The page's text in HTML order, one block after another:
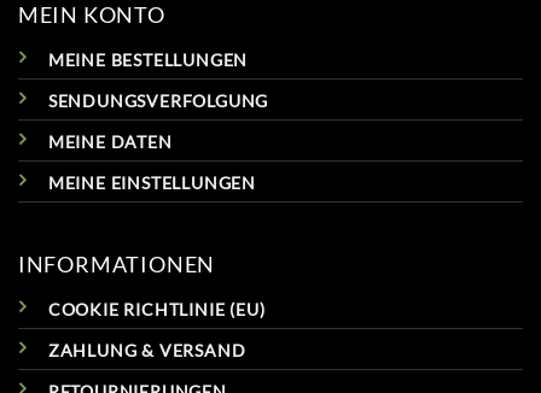
MEIN KONTO
MEINE BESTELLUNGEN
SENDUNGSVERFOLGUNG
MEINE DATEN
MEINE EINSTELLUNGEN
INFORMATIONEN
COOKIE RICHTLINIE (EU)
ZAHLUNG & VERSAND